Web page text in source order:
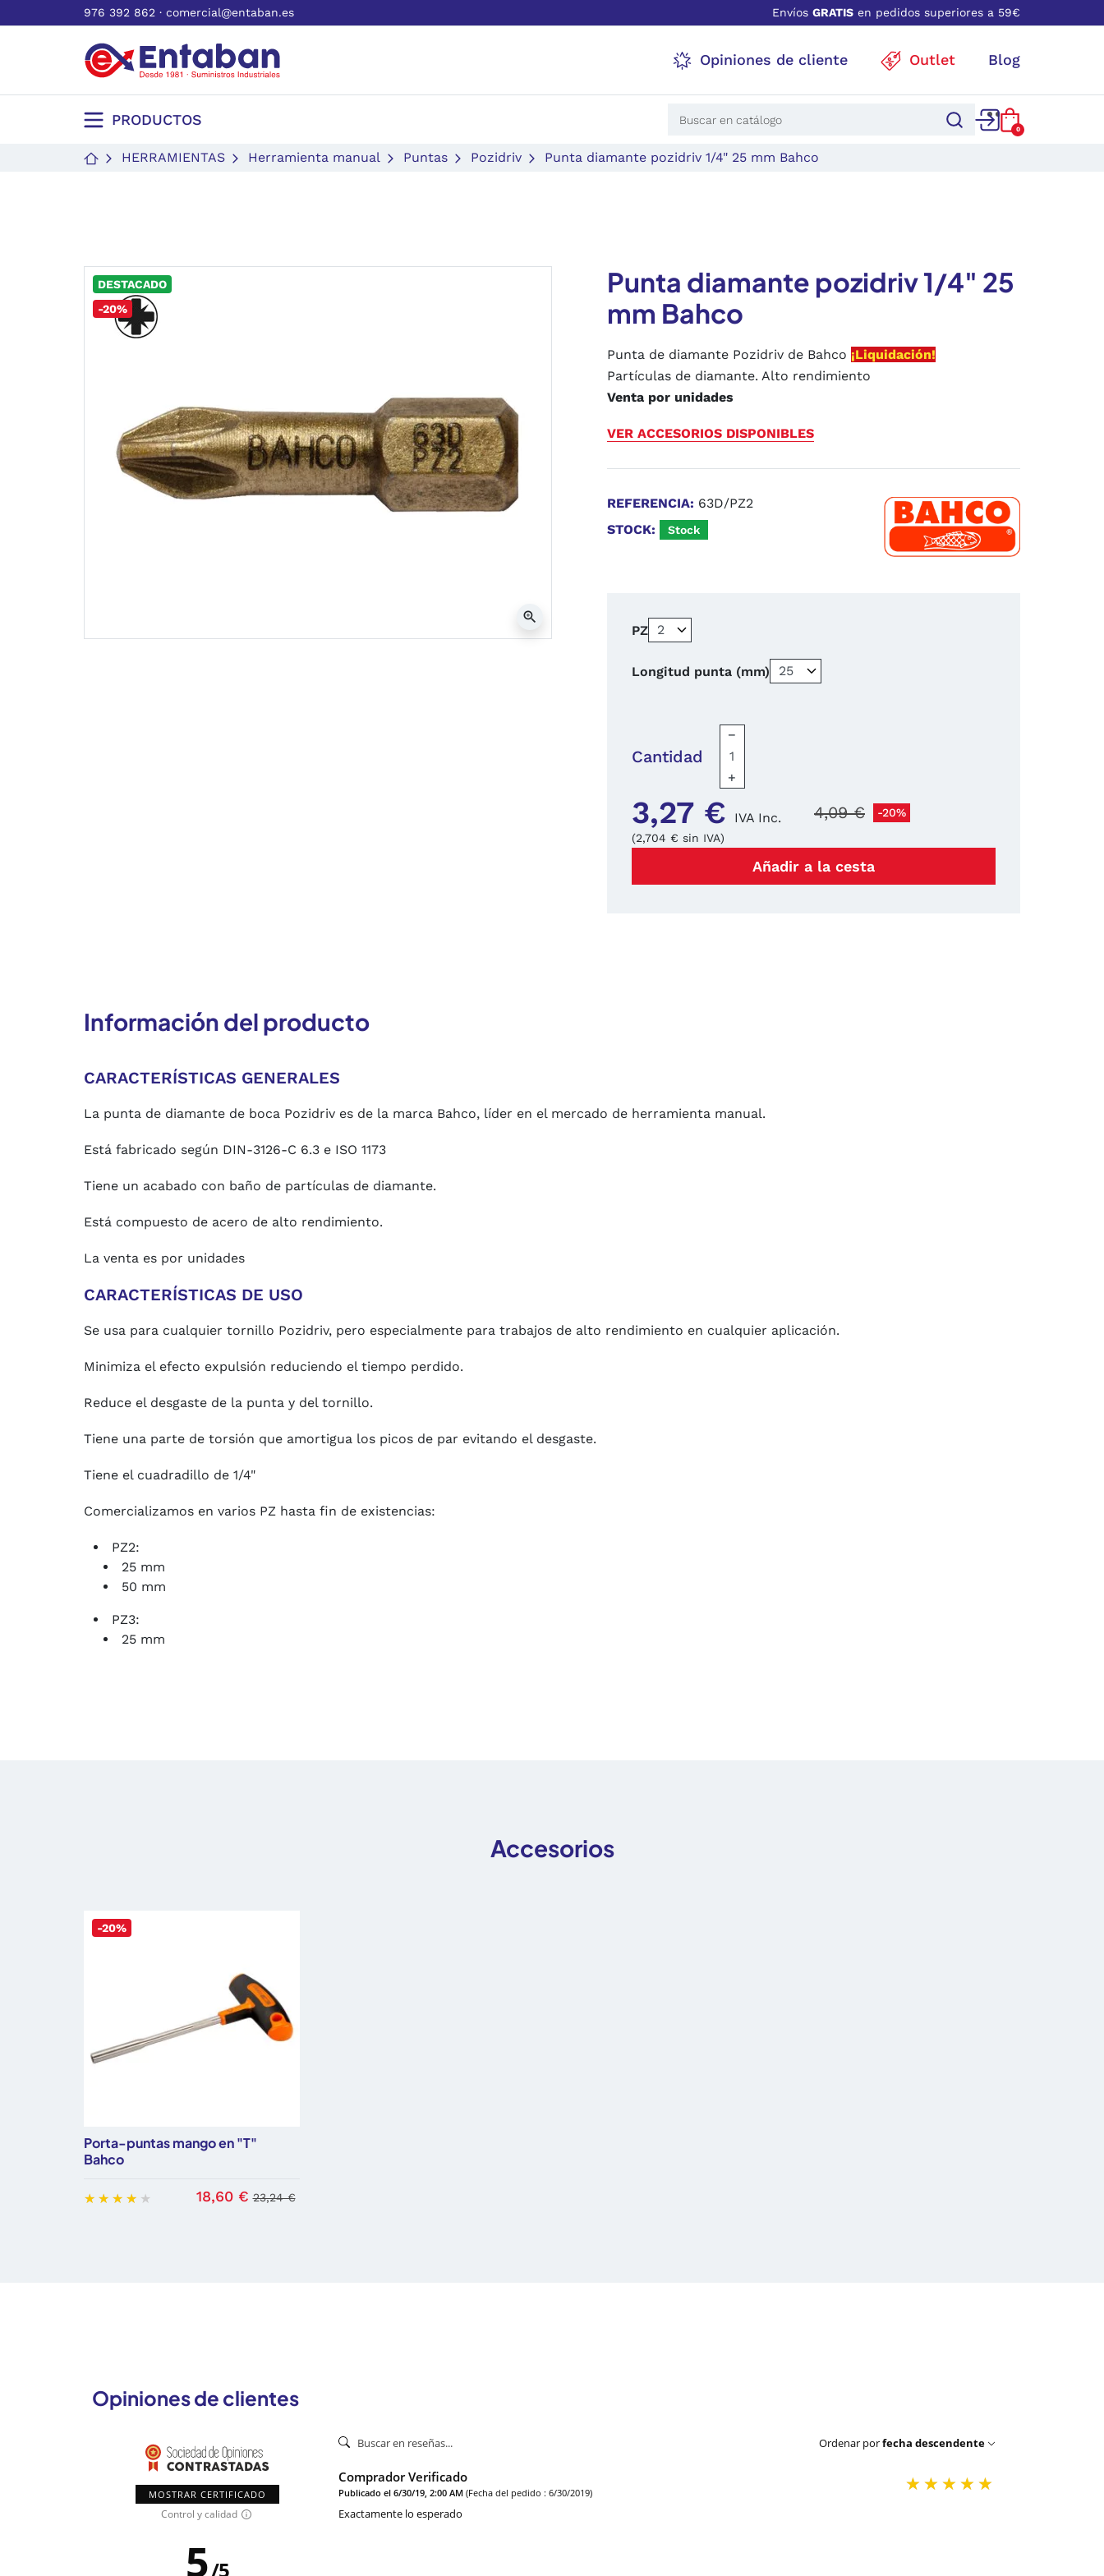
976 392 862 · comercial@entaban.es Envíos GRATIS en pedidos superiores a 59€
Opiniones de cliente Outlet Blog
PRODUCTOS
0
HERRAMIENTAS Herramienta manual Puntas Pozidriv Punta diamante pozidriv 1/4" 25 mm Bahco
DESTACADO
-20%
zoom_in
Punta diamante pozidriv 1/4" 25
mm Bahco
Punta de diamante Pozidriv de Bahco ¡Liquidación!
Partículas de diamante. Alto rendimiento
Venta por unidades
VER ACCESORIOS DISPONIBLES
REFERENCIA: 63D/PZ2
STOCK:
Stock
PZ
Longitud punta (mm)
Cantidad
−
+
3,27 € IVA Inc. 4,09 €
-20%
(2,704 € sin IVA)
Añadir a la cesta
Información del producto
CARACTERÍSTICAS GENERALES
La punta de diamante de boca Pozidriv es de la marca Bahco, líder en el mercado de herramienta manual.
Está fabricado según DIN-3126-C 6.3 e ISO 1173
Tiene un acabado con baño de partículas de diamante.
Está compuesto de acero de alto rendimiento.
La venta es por unidades
CARACTERÍSTICAS DE USO
Se usa para cualquier tornillo Pozidriv, pero especialmente para trabajos de alto rendimiento en cualquier aplicación.
Minimiza el efecto expulsión reduciendo el tiempo perdido.
Reduce el desgaste de la punta y del tornillo.
Tiene una parte de torsión que amortigua los picos de par evitando el desgaste.
Tiene el cuadradillo de 1/4"
Comercializamos en varios PZ hasta fin de existencias:
PZ2:
25 mm
50 mm
PZ3:
25 mm
Accesorios
-20%
Porta-puntas mango en "T"
Bahco
18,60 € 23,24 €
Opiniones de clientes
MOSTRAR CERTIFICADO
Control y calidad
5/5
Ordenar porfecha descendente
Comprador Verificado
Publicado el 6/30/19, 2:00 AM (Fecha del pedido : 6/30/2019)
Exactamente lo esperado